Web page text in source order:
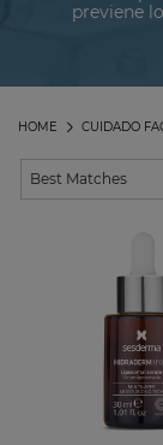
previene
CUIDADO
HOME